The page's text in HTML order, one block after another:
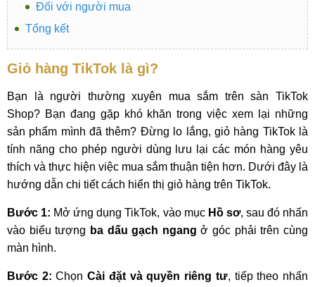
Đối với người mua
Tổng kết
Giỏ hàng TikTok là gì?
Bạn là người thường xuyên mua sắm trên sàn TikTok
Shop? Bạn đang gặp khó khăn trong việc xem lại những
sản phẩm mình đã thêm? Đừng lo lắng, giỏ hàng TikTok là
tính năng cho phép người dùng lưu lại các món hàng yêu
thích và thực hiện việc mua sắm thuận tiện hơn. Dưới đây là
hướng dẫn chi tiết cách hiển thị giỏ hàng trên TikTok.
Bước 1: Mở ứng dụng TikTok, vào mục Hồ sơ, sau đó nhấn
vào biểu tượng ba dấu gạch ngang ở góc phải trên cùng
màn hình.
Bước 2: ChọnCài đặt và quyền riêng tư, tiếp theo nhấn